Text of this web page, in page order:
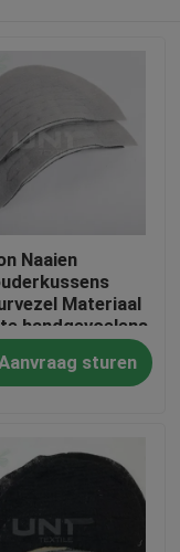
Naaien
Materiaal
handgevoelens
Jackets
sturen